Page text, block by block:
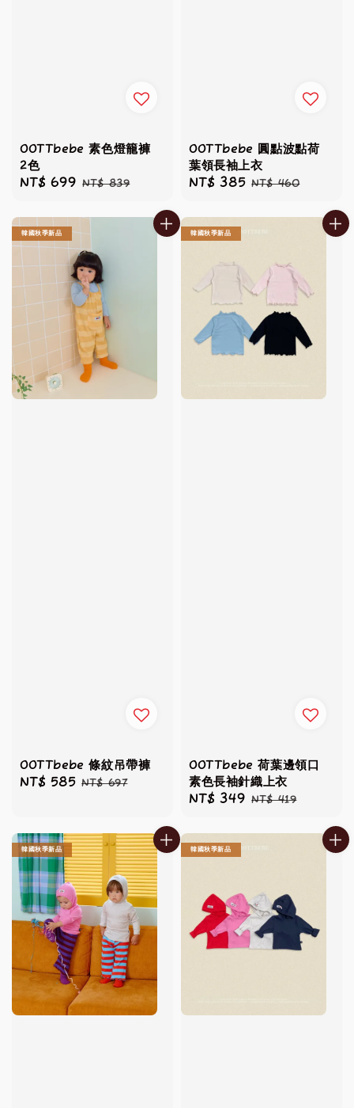
OOTTbebe 素色燈籠褲
2色
Sale
NT$ 699 Regular
NT$ 839
OOTTbebe 圓點波點荷
葉領長袖上衣
Sale
NT$ 385 Regular
NT$ 460
韓國秋季新品
OOTTbebe 條紋吊帶褲
Sale
NT$ 585 Regular
NT$ 697
韓國秋季新品
OOTTbebe 荷葉邊領口
素色長袖針織上衣
Sale
NT$ 349 Regular
NT$ 419
韓國秋季新品 韓國秋季新品